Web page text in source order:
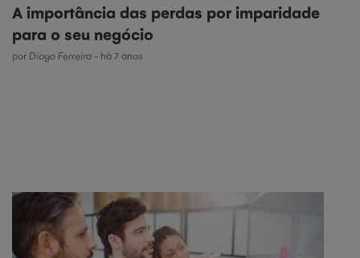
A importância das perdas por imparidade
para o seu negócio
por Diogo Ferreira- há 7 anos